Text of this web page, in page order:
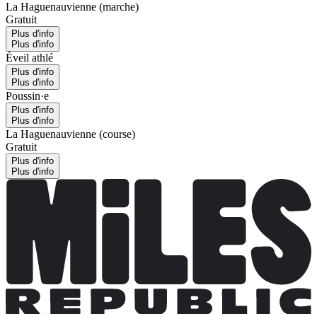
La Haguenauvienne (marche)
Gratuit
Plus d'info
Plus d'info
Éveil athlé
Plus d'info
Plus d'info
Poussin·e
Plus d'info
Plus d'info
La Haguenauvienne (course)
Gratuit
Plus d'info
Plus d'info